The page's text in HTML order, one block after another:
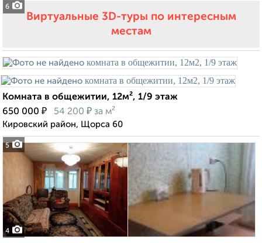
6
Виртуальные 3D-туры по интересным
местам
5
Комната в общежитии, 12м², 1/9 этаж
650 000 ₽ 54 200 ₽ за м²
Кировский район, Щорса 60
4